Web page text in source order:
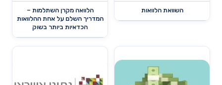
השוואת הלוואות
הלוואה מקרן השתלמות –
המדריך השלם על אחת ההלוואות
הכדאיות ביותר בשוק